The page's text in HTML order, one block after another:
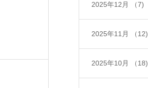
2025年12月 （7)
2025年11月 （12)
2025年10月 （18)